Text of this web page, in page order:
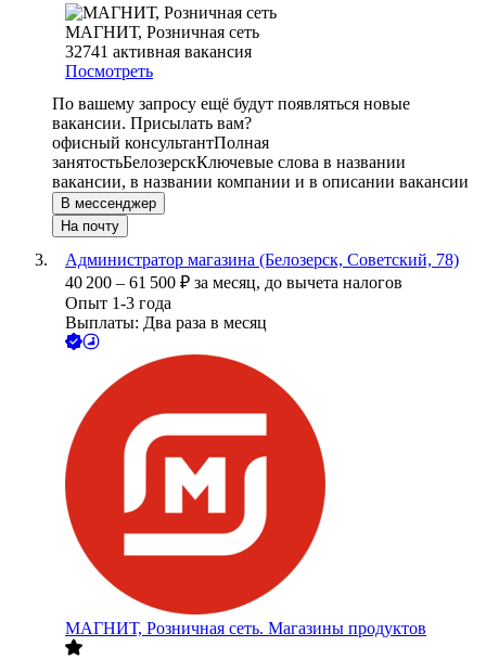
МАГНИТ, Розничная сеть
32741 активная вакансия
Посмотреть
По вашему запросу ещё будут появляться новые
вакансии. Присылать вам?
офисный консультантПолная
занятостьБелозерскКлючевые слова в названии
вакансии, в названии компании и в описании вакансии
В мессенджер
На почту
Администратор магазина (Белозерск, Советский, 78)
40 200 – 61 500 ₽ за месяц, до вычета налогов
Опыт 1-3 года
Выплаты: Два раза в месяц
МАГНИТ, Розничная сеть. Магазины продуктов